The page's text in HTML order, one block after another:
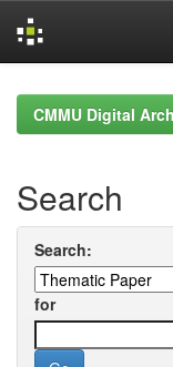
navigationCMMU Digital
Search
Search:
for